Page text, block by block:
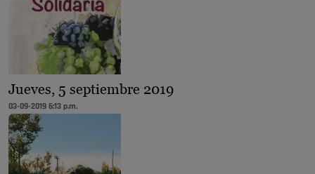
Jueves, 5 septiembre 2019
03-09-2019 6:13 p.m.